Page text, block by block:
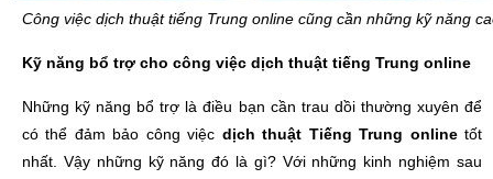
Công việc dịch thuật tiếng Trung online cũng cần những kỹ năng
Kỹ năng bổ trợ cho công việc dịch thuật tiếng Trung online
Những kỹ năng bổ trợ là điều bạn cần trau dồi thường xuyên để
có thể đảm bảo công việc dịch thuật Tiếng Trung onlinetốt
nhất. Vậy những kỹ năng đó là gì? Với những kinh nghiệm sau